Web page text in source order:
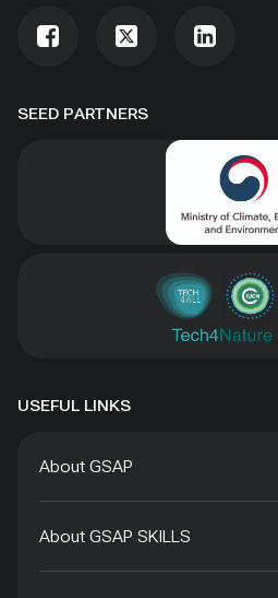
SEED PARTNERS
USEFUL LINKS
About GSAP
About GSAP SKILLS